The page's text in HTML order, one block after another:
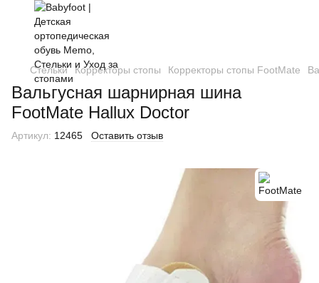
Стельки Корректоры стопы Корректоры стопы FootMate
Вальгусная шарнирная шина
FootMate Hallux Doctor
Артикул: 12465 Оставить отзыв